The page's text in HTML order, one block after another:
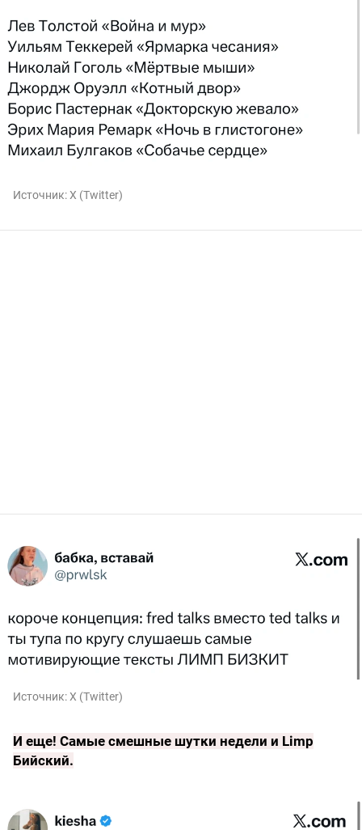
Источник:X (Twitter)
Источник:X (Twitter)
И еще! Самые смешные шутки недели и Limp
Бийский.